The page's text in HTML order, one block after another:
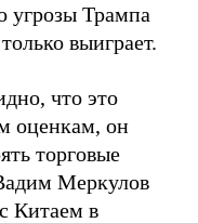
угрозы Трампа
выиграет.
что это
оценкам, он
торговые
Меркулов
Китаем в